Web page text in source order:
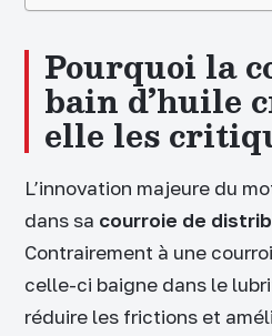
Pourquoi la
bain d’huile
elle les
L’innovation majeure du
dans sa courroie de
Contrairement à une
celle-ci baigne dans le
réduire les frictions et